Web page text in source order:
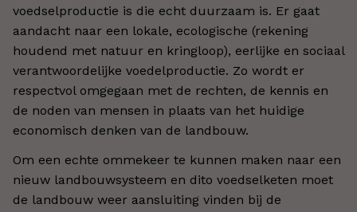
voedselproductie is die echt duurzaam is. Er gaat
aandacht naar een lokale, ecologische (rekening
houdend met natuur en kringloop), eerlijke en sociaal
verantwoordelijke voedelproductie. Zo wordt er
respectvol omgegaan met de rechten, de kennis en
de noden van mensen in plaats van het huidige
economisch denken van de landbouw.
Om een echte ommekeer te kunnen maken naar een
nieuw landbouwsysteem en dito voedselketen moet
de landbouw weer aansluiting vinden bij de